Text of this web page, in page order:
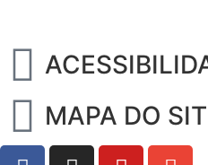
MAPA DO